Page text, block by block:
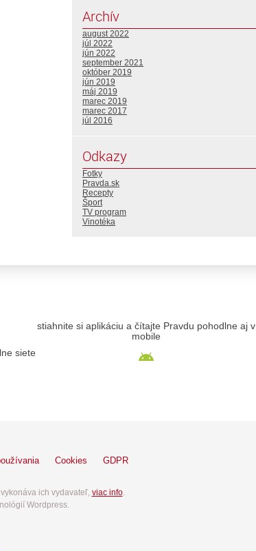
Archív
august 2022
júl 2022
jún 2022
september 2021
október 2019
jún 2019
máj 2019
marec 2019
marec 2017
júl 2016
Odkazy
Fotky
Pravda.sk
Recepty
Šport
TV program
Vinotéka
siete
stiahnite si aplikáciu a čítajte Pravdu pohodlne aj v
mobile
Cookies GDPR
ich vydavateľ, viac info.
Wordpress.